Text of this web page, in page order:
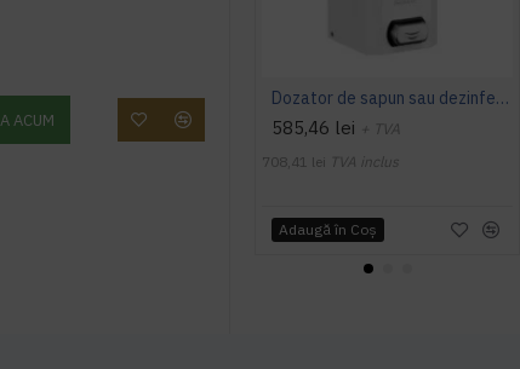
ACUM
Dozator de sapun sau dezinfectant, pulverizare spray, Mediclinics
585,46 lei + TVA
708,41 lei TVA inclus
Adaugă în Coş